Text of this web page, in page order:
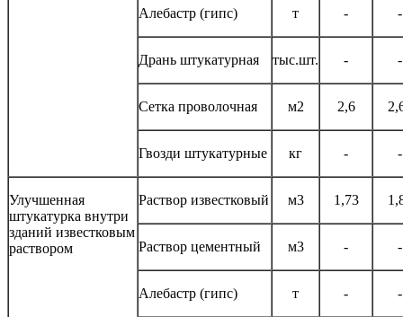
Алебастр (гипс) т - -
Дрань штукатурная тыс.шт. - -
Сетка проволочная м2 2,6
Гвозди штукатурные кг - -
Улучшенная
штукатурка внутри
зданий известковым
раствором
Раствор известковый м3 1,73
Раствор цементный м3 - -
Алебастр (гипс) т - -